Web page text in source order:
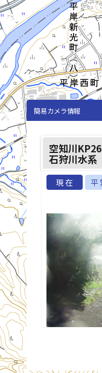
簡易カメラ情報
空知川
石狩川水系
現在 平